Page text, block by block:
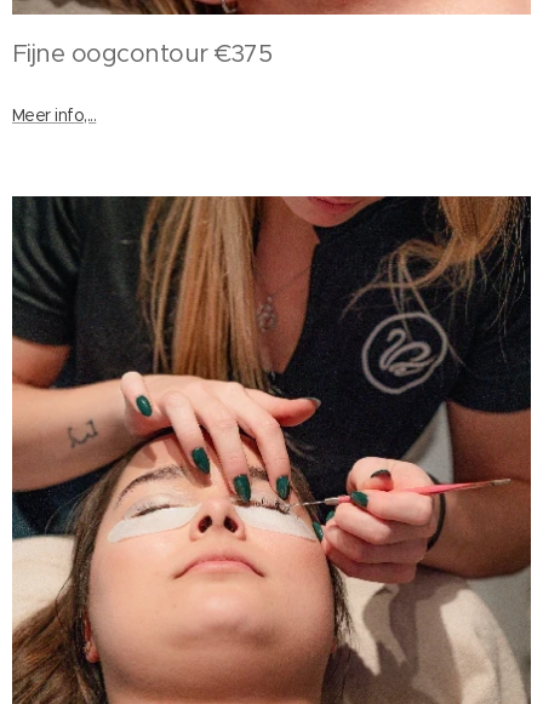
Fijne oogcontour €375
Meer info,...